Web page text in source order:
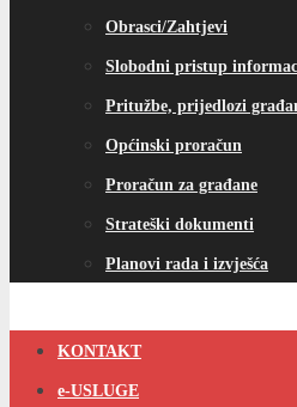
Obrasci/Zahtjevi
Slobodni pristup
Pritužbe, prijedlozi
Općinski proračun
Proračun za građane
Strateški dokumenti
Planovi rada i izvješća
KONTAKT
e-USLUGE